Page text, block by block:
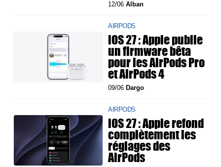
12/06Alban
AIRPODS
iOS 27 : Apple publie
un firmware bêta
pour les AirPods Pro
et AirPods 4
09/06 Dargo
AIRPODS
iOS 27 : Apple refond
complètement les
réglages des
AirPods